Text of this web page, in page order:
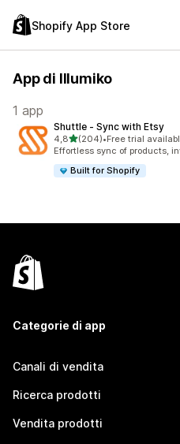
Shopify App Store
App di Illumiko
1 app
Shuttle ‑ Sync with Etsy
4,8stelle su 5
(204)
204 recensioni totali
•Free trial
Effortless sync of products,
Built for Shopify
Categorie di app
Canali di vendita
Ricerca prodotti
Vendita prodotti